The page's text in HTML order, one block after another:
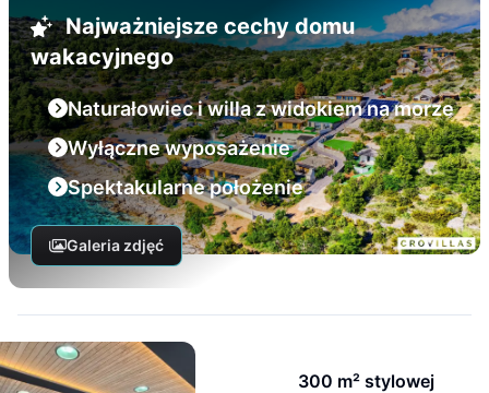
Najważniejsze cechy domu
wakacyjnego
Naturałowiec i willa z widokiem na morze
Wyłączne wyposażenie
Spektakularne położenie
Galeria zdjęć
300 m² stylowej